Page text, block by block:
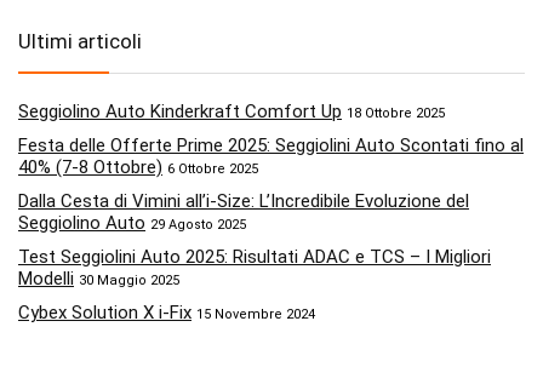
Ultimi articoli
Seggiolino Auto Kinderkraft Comfort Up 18 Ottobre 2025
Festa delle Offerte Prime 2025: Seggiolini Auto Scontati fino al
40% (7-8 Ottobre) 6 Ottobre 2025
Dalla Cesta di Vimini all’i-Size: L’Incredibile Evoluzione del
Seggiolino Auto 29 Agosto 2025
Test Seggiolini Auto 2025: Risultati ADAC e TCS – I Migliori
Modelli 30 Maggio 2025
Cybex Solution X i-Fix 15 Novembre 2024